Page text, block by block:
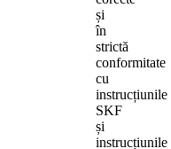
și
în
strictă
conformitate
cu
instrucțiunile
SKF
și
instrucțiunile